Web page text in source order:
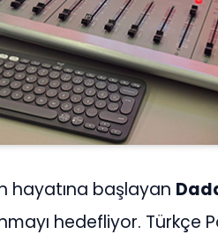
hayatına başlayan
hedefliyor. Türkçe